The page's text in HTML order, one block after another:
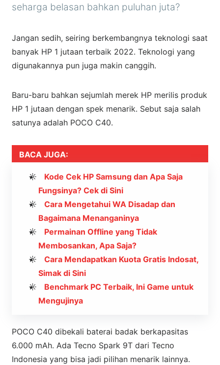
seharga belasan bahkan puluhan juta?
Jangan sedih, seiring berkembangnya teknologi saat
banyak HP 1 jutaan terbaik 2022. Teknologi yang
digunakannya pun juga makin canggih.
Baru-baru bahkan sejumlah merek HP merilis produk
HP 1 jutaan dengan spek menarik. Sebut saja salah
satunya adalah POCO C40.
BACA JUGA:
Kode Cek HP Samsung dan Apa Saja
Fungsinya? Cek di Sini
Cara Mengetahui WA Disadap dan
Bagaimana Menanganinya
Permainan Offline yang Tidak
Membosankan, Apa Saja?
Cara Mendapatkan Kuota Gratis Indosat,
Simak di Sini
Benchmark PC Terbaik, Ini Game untuk
Mengujinya
POCO C40 dibekali baterai badak berkapasitas
6.000 mAh. Ada Tecno Spark 9T dari Tecno
Indonesia yang bisa jadi pilihan menarik lainnya.